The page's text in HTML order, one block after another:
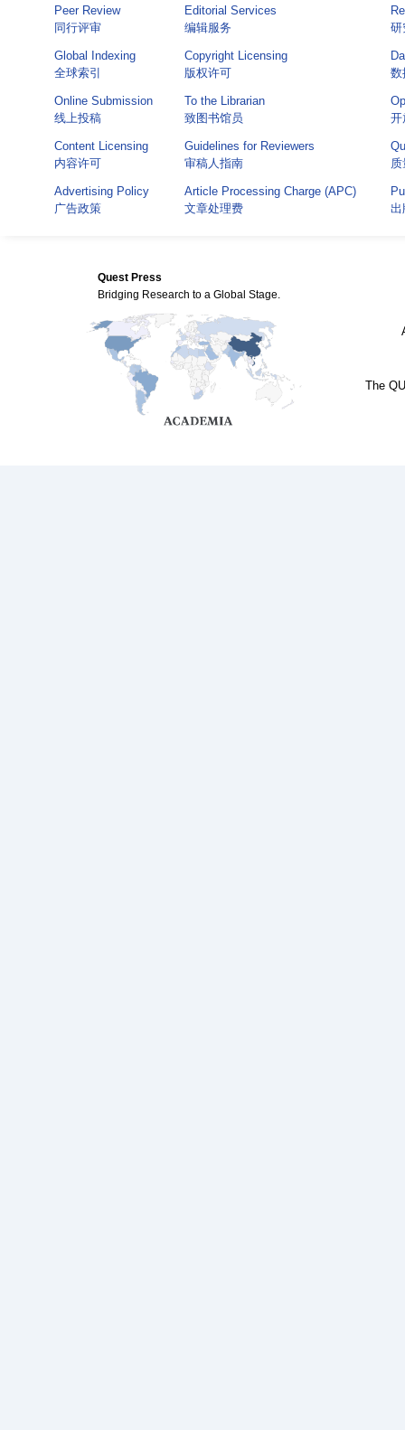
Peer Review
同行评审
Editorial Services
编辑服务
研
Global Indexing
全球索引
Copyright Licensing
版权许可
数
Online Submission
线上投稿
To the Librarian
致图书馆员
开
Content Licensing
内容许可
Guidelines for Reviewers
审稿人指南
Advertising Policy
广告政策
Article Processing Charge (APC)
文章处理费
出
Quest Press
Bridging Research to a Global Stage.
The